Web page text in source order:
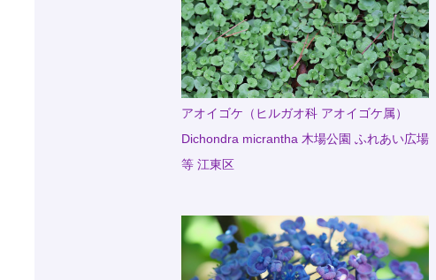
アオイゴケ（ヒルガオ科 アオイゴケ属）
Dichondra micrantha 木場公園 ふれあい広場
等 江東区